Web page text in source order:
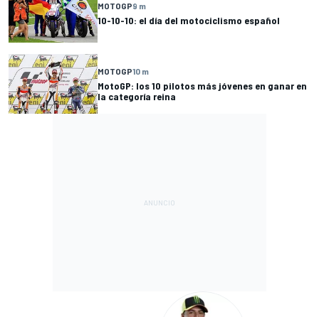
MOTOGP9 m
10-10-10: el día del motociclismo español
MOTOGP10 m
MotoGP: los 10 pilotos más jóvenes en ganar en
la categoría reina